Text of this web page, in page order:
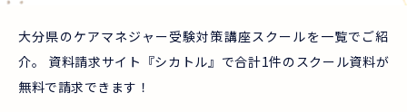
大分県のケアマネジャー受験対策講座スクールを一覧でご紹
介。 資料請求サイト『シカトル』で合計1件のスクール資料が
無料で請求できます！